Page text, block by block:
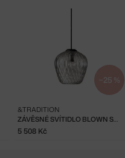
−25 %
ZÁVĚSNÉ SVÍTIDLO BLOWN SW4, SILVER
&TRADITION
5 508 Kč